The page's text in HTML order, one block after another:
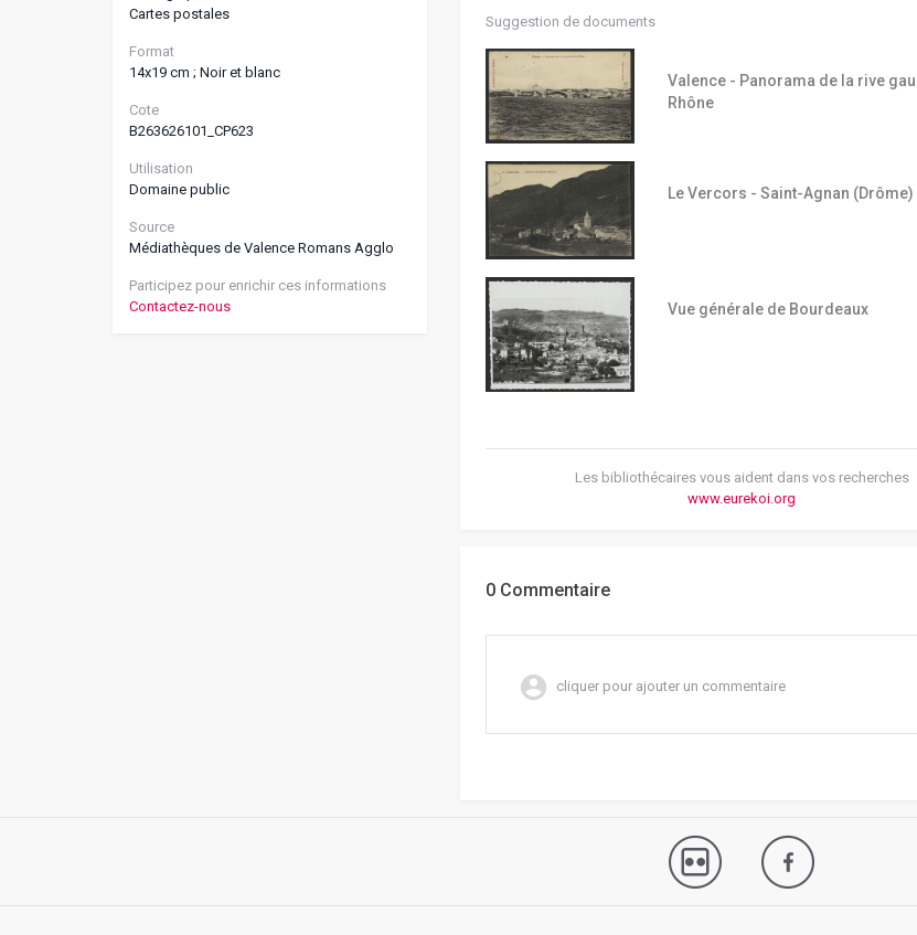
Cartes postales
Format
14x19 cm ; Noir et blanc
Cote
B263626101_CP623
Utilisation
Domaine public
Source
Médiathèques de Valence Romans Agglo
Participez pour enrichir ces informations
Contactez-nous
Suggestion de documents
Valence - Panorama de la rive
Rhône
Le Vercors - Saint-Agnan (Drôme)
Vue générale de Bourdeaux
Les bibliothécaires vous aident dans vos recherches
www.eurekoi.org
0 Commentaire
cliquer pour ajouter un commentaire